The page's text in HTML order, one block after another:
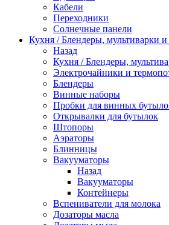
Кабели
Переходники
Солнечные панели
Кухня / Блендеры, мультиварки и
Назад
Кухня / Блендеры,
Электрочайники и
Блендеры
Винные наборы
Пробки для винных
Открывалки для бутылок
Штопоры
Аэраторы
Блинницы
Вакууматоры
Назад
Вакууматоры
Контейнеры
Вспениватели для молока
Дозаторы масла